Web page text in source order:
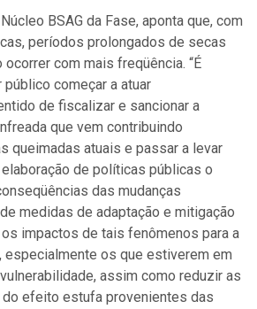
BSAG da Fase, aponta que, com
períodos prolongados de secas
com mais freqüência. “É
começar a atuar
de fiscalizar e sancionar a
que vem contribuindo
queimadas atuais e passar a levar
de políticas públicas o
das mudanças
medidas de adaptação e mitigação
impactos de tais fenômenos para a
especialmente os que estiverem em
assim como reduzir as
efeito estufa provenientes das